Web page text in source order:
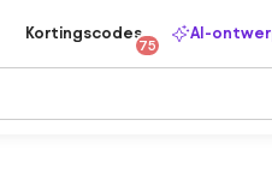
Kortingscodes
75
AI-